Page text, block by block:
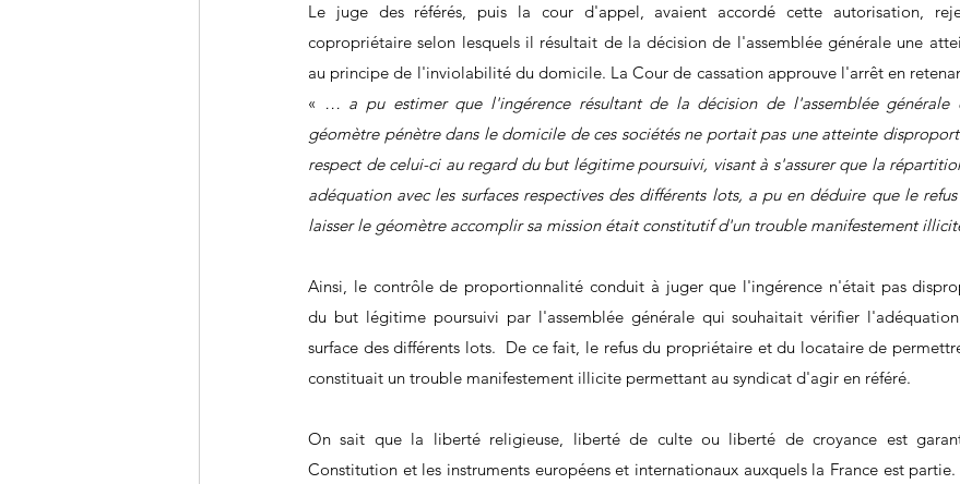
Le juge des référés, puis la cour d'appel, avaient accordé cette autorisation,
copropriétaire selon lesquels il résultait de la décision de l'assemblée générale une
au principe de l'inviolabilité du domicile. La Cour de cassation approuve l'arrêt en
« … a pu estimer que l'ingérence résultant de la décision de l'assemblée
géomètre pénètre dans le domicile de ces sociétés ne portait pas une atteinte
respect de celui-ci au regard du but légitime poursuivi, visant à s'assurer que la
adéquation avec les surfaces respectives des différents lots, a pu en déduire que le
laisser le géomètre accomplir sa mission était constitutif d'un trouble manifestement
Ainsi, le contrôle de proportionnalité conduit à juger que l'ingérence n'était pas
du but légitime poursuivi par l'assemblée générale qui souhaitait vérifier
surface des différents lots.  De ce fait, le refus du propriétaire et du locataire de
constituait un trouble manifestement illicite permettant au syndicat d'agir en référé.
On sait que la liberté religieuse, liberté de culte ou liberté de croyance est
Constitution et les instruments européens et internationaux auxquels la France est